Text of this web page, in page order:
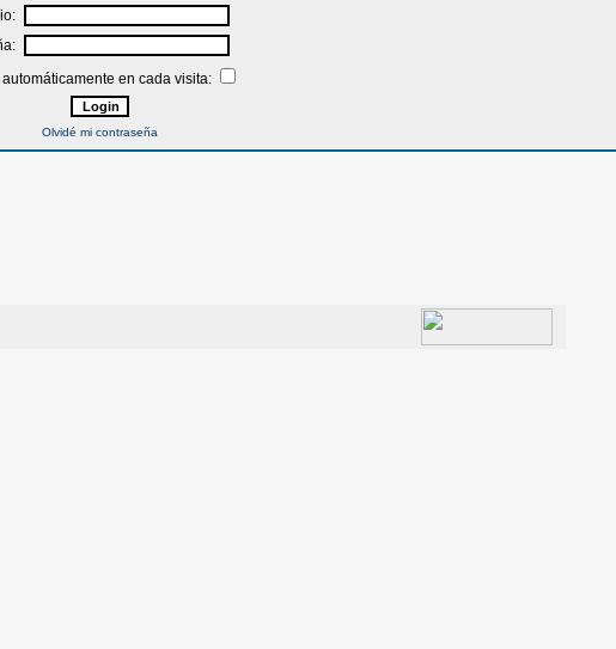
automáticamente en cada visita:
Olvidé mi contraseña